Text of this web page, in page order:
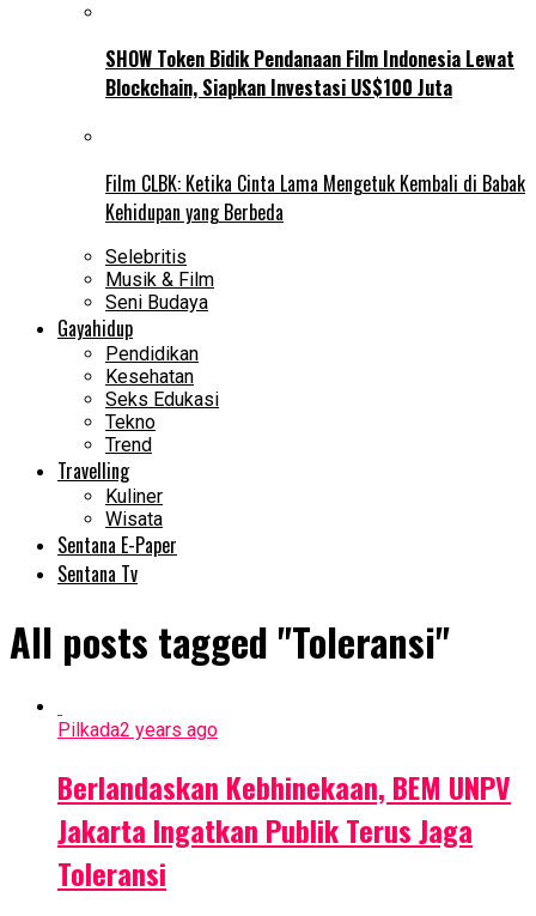
SHOW Token Bidik Pendanaan Film Indonesia Lewat
Blockchain, Siapkan Investasi US$100 Juta
Film CLBK: Ketika Cinta Lama Mengetuk Kembali di Babak
Kehidupan yang Berbeda
Selebritis
Musik & Film
Seni Budaya
Gayahidup
Pendidikan
Kesehatan
Seks Edukasi
Tekno
Trend
Travelling
Kuliner
Wisata
Sentana E-Paper
Sentana Tv
All posts tagged "Toleransi"
Pilkada2 years ago
Berlandaskan Kebhinekaan, BEM UNPV
Jakarta Ingatkan Publik Terus Jaga
Toleransi